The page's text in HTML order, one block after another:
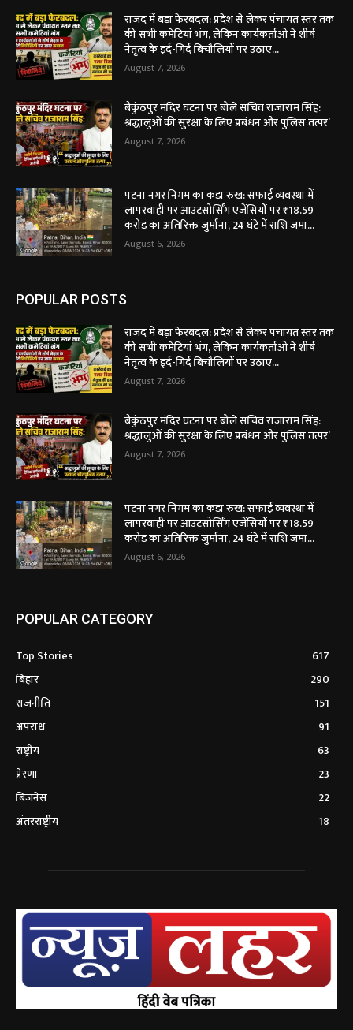
राजद में बड़ा फेरबदल: प्रदेश से लेकर पंचायत स्तर तक
की सभी कमेटियां भंग, लेकिन कार्यकर्ताओं ने शीर्ष
नेतृत्व के इर्द-गिर्द बिचौलियों पर उठाए...
August 7, 2026
बैकुंठपुर मंदिर घटना पर बोले सचिव राजाराम सिंह:
श्रद्धालुओं की सुरक्षा के लिए प्रबंधन और पुलिस तत्पर’
August 7, 2026
पटना नगर निगम का कड़ा रुख: सफाई व्यवस्था में
लापरवाही पर आउटसोर्सिंग एजेंसियों पर ₹18.59
करोड़ का अतिरिक्त जुर्माना, 24 घंटे में राशि जमा...
August 6, 2026
POPULAR POSTS
राजद में बड़ा फेरबदल: प्रदेश से लेकर पंचायत स्तर तक
की सभी कमेटियां भंग, लेकिन कार्यकर्ताओं ने शीर्ष
नेतृत्व के इर्द-गिर्द बिचौलियों पर उठाए...
August 7, 2026
बैकुंठपुर मंदिर घटना पर बोले सचिव राजाराम सिंह:
श्रद्धालुओं की सुरक्षा के लिए प्रबंधन और पुलिस तत्पर’
August 7, 2026
पटना नगर निगम का कड़ा रुख: सफाई व्यवस्था में
लापरवाही पर आउटसोर्सिंग एजेंसियों पर ₹18.59
करोड़ का अतिरिक्त जुर्माना, 24 घंटे में राशि जमा...
August 6, 2026
POPULAR CATEGORY
Top Stories
617
बिहार
290
राजनीति
151
अपराध
91
राष्ट्रीय
63
प्रेरणा
23
बिजनेस
22
अंतरराष्ट्रीय
18